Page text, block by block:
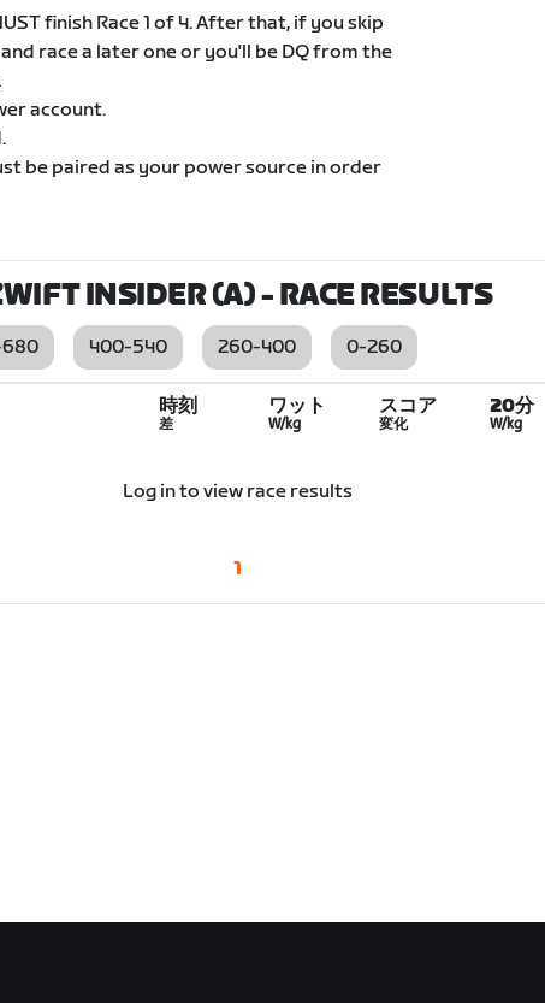
finish Race 1 of 4. After that, if you skip
race a later one or you'll be DQ from the
account.
be paired as your power source in order
INSIDER (A)- RACE RESULTS
400-540 260-400 0-260
時刻
差
ワット
W/kg
スコア
変化
20分
W/kg
Log in to view race results
1